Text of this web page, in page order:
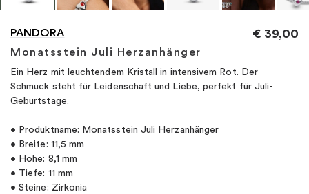
PANDORA
Monatsstein Juli Herzanhänger
€ 39,00
Ein Herz mit leuchtendem Kristall in intensivem Rot. Der
Schmuck steht für Leidenschaft und Liebe, perfekt für Juli-
Geburtstage.
• Produktname: Monatsstein Juli Herzanhänger
• Breite: 11,5 mm
• Höhe: 8,1 mm
• Tiefe: 11 mm
• Steine: Zirkonia